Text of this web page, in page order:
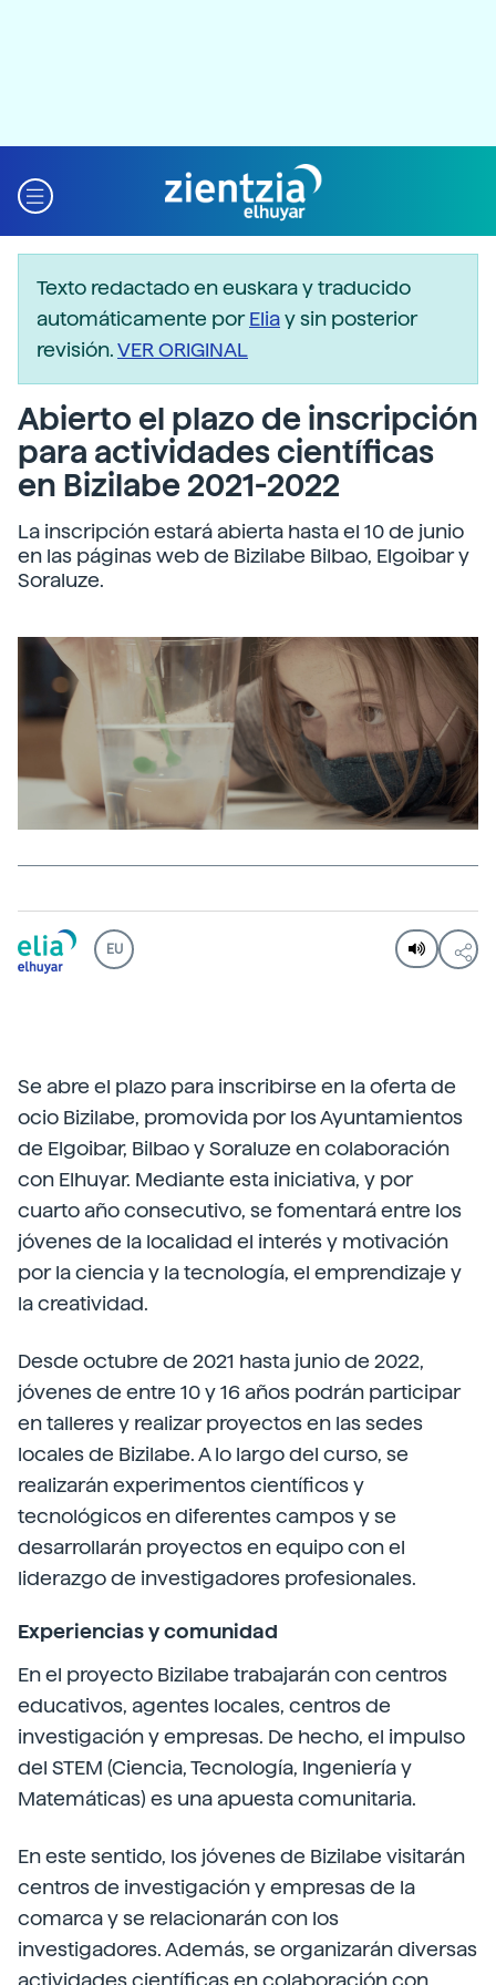
Texto redactado en euskara y traducido
automáticamente porEliay sin posterior
revisión.VER ORIGINAL
Abierto el plazo de inscripción
para actividades científicas
en Bizilabe 2021-2022
La inscripción estará abierta hasta el 10 de junio
en las páginas web de Bizilabe Bilbao, Elgoibar y
Soraluze.
EU
Se abre el plazo para inscribirse en la oferta de
ocio Bizilabe, promovida por los Ayuntamientos
de Elgoibar, Bilbao y Soraluze en colaboración
con Elhuyar. Mediante esta iniciativa, y por
cuarto año consecutivo, se fomentará entre los
jóvenes de la localidad el interés y motivación
por la ciencia y la tecnología, el emprendizaje y
la creatividad.
Desde octubre de 2021 hasta junio de 2022,
jóvenes de entre 10 y 16 años podrán participar
en talleres y realizar proyectos en las sedes
locales de Bizilabe. A lo largo del curso, se
realizarán experimentos científicos y
tecnológicos en diferentes campos y se
desarrollarán proyectos en equipo con el
liderazgo de investigadores profesionales.
Experiencias y comunidad
En el proyecto Bizilabe trabajarán con centros
educativos, agentes locales, centros de
investigación y empresas. De hecho, el impulso
del STEM (Ciencia, Tecnología, Ingeniería y
Matemáticas) es una apuesta comunitaria.
En este sentido, los jóvenes de Bizilabe visitarán
centros de investigación y empresas de la
comarca y se relacionarán con los
investigadores. Además, se organizarán diversas
actividades científicas en colaboración con